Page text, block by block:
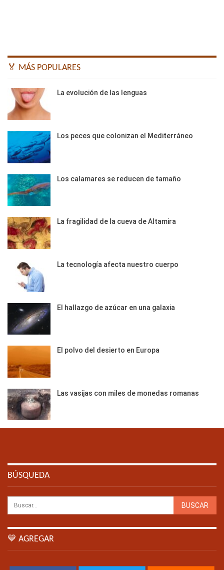
🏅 MÁS POPULARES
La evolución de las lenguas
Los peces que colonizan el Mediterráneo
Los calamares se reducen de tamaño
La fragilidad de la cueva de Altamira
La tecnología afecta nuestro cuerpo
El hallazgo de azúcar en una galaxia
El polvo del desierto en Europa
Las vasijas con miles de monedas romanas
BÚSQUEDA
💙 AGREGAR